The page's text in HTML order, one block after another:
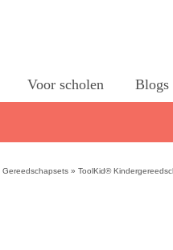
Voor scholen Blogs
Gereedschapsets » ToolKid®